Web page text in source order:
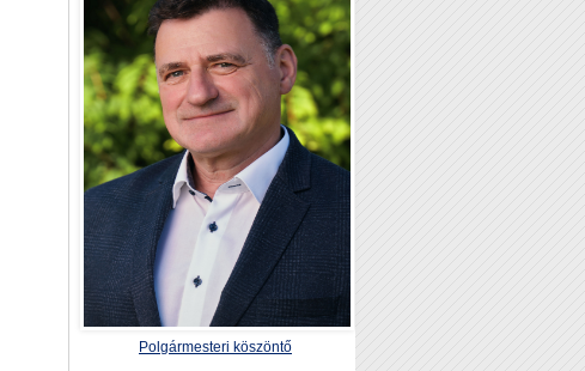
Polgármesteri köszöntő